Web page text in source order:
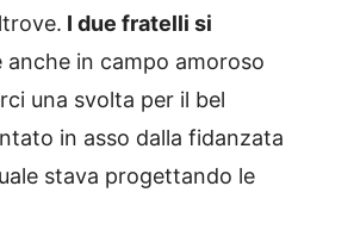
I due fratelli si
anche in campo amoroso
una svolta per il bel
in asso dalla fidanzata
stava progettando le